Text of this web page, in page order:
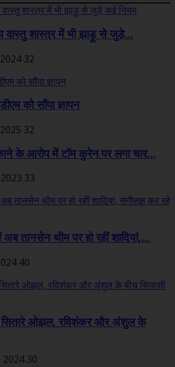
वास्तु शास्त्र में भी झाड़ू से जुड़े...
32
को सौंपा ज्ञापन
32
के आरोप में टॉम कुरेन पर लगा चार...
33
तानसेन थीम पर हो रहीं शादियां,...
40
सितारे ओझल, रविशंकर और अंशुल के
2024 30